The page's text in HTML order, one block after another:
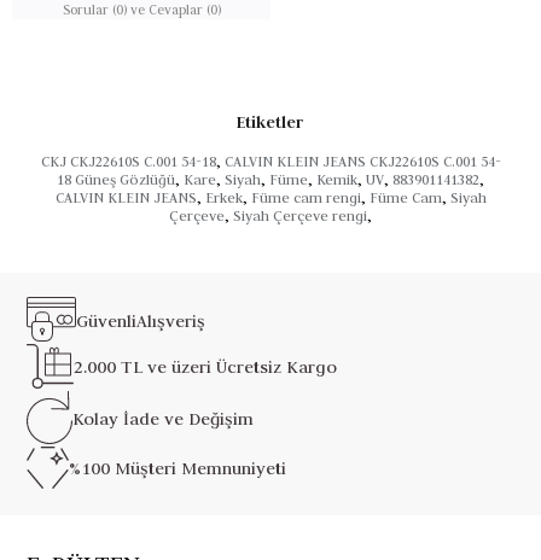
Sorular (0) ve Cevaplar (0)
Etiketler
CKJ CKJ22610S C.001 54-18, CALVIN KLEIN JEANS CKJ22610S C.001 54-
18 Güneş Gözlüğü, Kare, Siyah, Füme, Kemik, UV, 883901141382,
CALVIN KLEIN JEANS, Erkek, Füme cam rengi, Füme Cam, Siyah
Çerçeve, Siyah Çerçeve rengi,
GüvenliAlışveriş
2.000 TL ve üzeriÜcretsiz Kargo
Kolay İade ve Değişim
%100 Müşteri Memnuniyeti